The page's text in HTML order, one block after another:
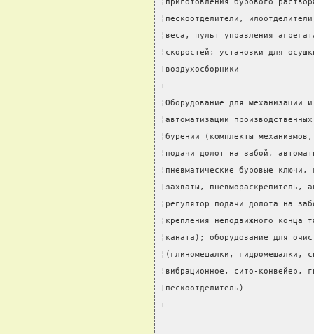
¦пескоотделители,
¦веса, пульт управления
¦скоростей; установки
¦воздухосборники
¦Оборудование для
¦автоматизации
¦бурении (комплекты
¦подачи долот на забой,
¦пневматические буровые
¦захваты,
¦регулятор подачи долота
¦крепления неподвижного
¦каната); оборудование
¦(глиномешалки,
¦вибрационное, сито-
¦пескоотделитель)